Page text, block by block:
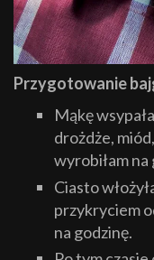
Przygotowanie
Mąkę
drożdże,
wyrobiłam na
Ciasto
przykryciem
na godzinę.